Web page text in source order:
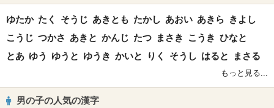
ゆたか たく そうじ あきとも たかし あおい あきら きよし
こうじ つかさ あきと かんじ たつ まさき こうき ひなと
とあ ゆう ゆうと ゆうき かいと りく そうし はると まさる
もっと見る...
男の子の人気の漢字